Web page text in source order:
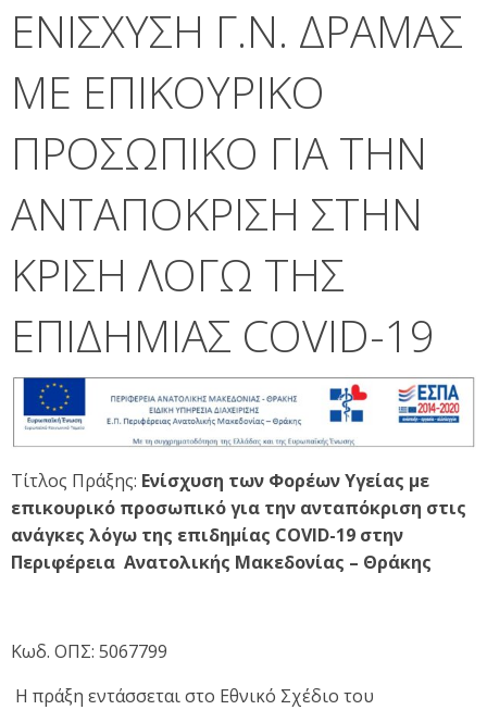
ΕΝΙΣΧΥΣΗ Γ.Ν. ΔΡΑΜΑΣ
ΜΕ ΕΠΙΚΟΥΡΙΚΟ
ΠΡΟΣΩΠΙΚΟ ΓΙΑ ΤΗΝ
ΑΝΤΑΠΟΚΡΙΣΗ ΣΤΗΝ
ΚΡΙΣΗ ΛΟΓΩ ΤΗΣ
ΕΠΙΔΗΜΙΑΣ COVID-19
Τίτλος Πράξης: Ενίσχυση των Φορέων Υγείας με
επικουρικό προσωπικό για την ανταπόκριση στις
ανάγκες λόγω της επιδημίας COVID-19 στην
Περιφέρεια Ανατολικής Μακεδονίας – Θράκης
Κωδ. ΟΠΣ: 5067799
Η πράξη εντάσσεται στο Εθνικό Σχέδιο του